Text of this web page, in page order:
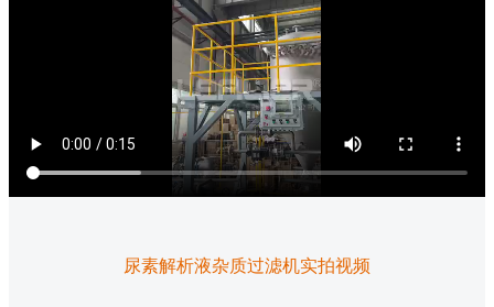
尿素解析液杂质过滤机实拍视频